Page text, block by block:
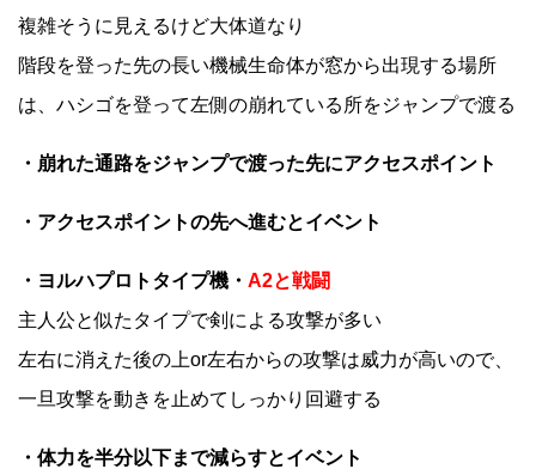
複雑そうに見えるけど大体道なり
階段を登った先の長い機械生命体が窓から出現する場所
は、ハシゴを登って左側の崩れている所をジャンプで渡る
・崩れた通路をジャンプで渡った先にアクセスポイント
・アクセスポイントの先へ進むとイベント
・ヨルハプロトタイプ機・ A2と戦闘
主人公と似たタイプで剣による攻撃が多い
左右に消えた後の上or左右からの攻撃は威力が高いので、
一旦攻撃を動きを止めてしっかり回避する
・体力を半分以下まで減らすとイベント